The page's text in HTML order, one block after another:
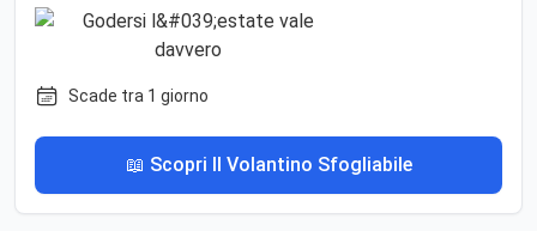
Scade tra 1 giorno
📖 Scopri Il Volantino Sfogliabile